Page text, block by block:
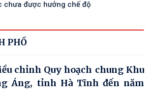
chưa được hưởng chế độ
PHỐ
chỉnh Quy hoạch chung Khu
Áng, tỉnh Hà Tĩnh đến năm